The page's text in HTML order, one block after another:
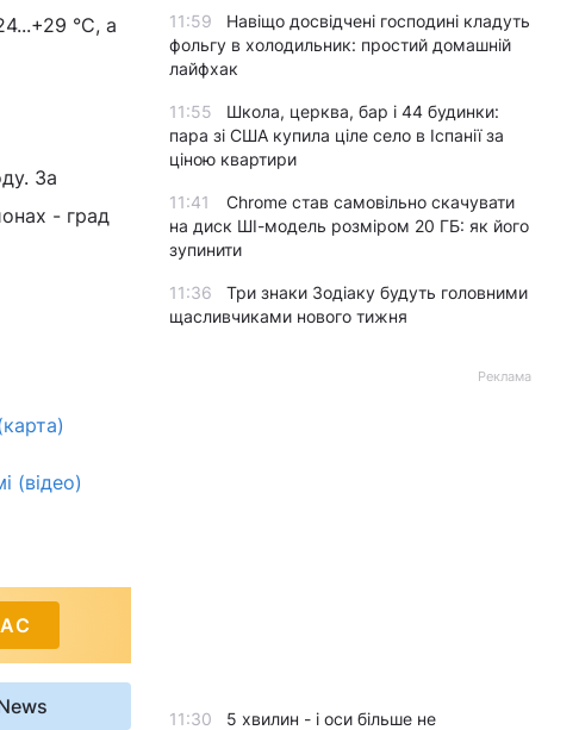
°С, а
За
- град
(відео)
11:59
Навіщо досвідчені господині кладуть
фольгу в холодильник: простий домашній
лайфхак
11:55
Школа, церква, бар і 44 будинки:
пара зі США купила ціле село в Іспанії за
ціною квартири
11:41
Chrome став самовільно скачувати
на диск ШІ-модель розміром 20 ГБ: як його
зупинити
11:36
Три знаки Зодіаку будуть головними
щасливчиками нового тижня
Реклама
11:30
5 хвилин - і оси більше не